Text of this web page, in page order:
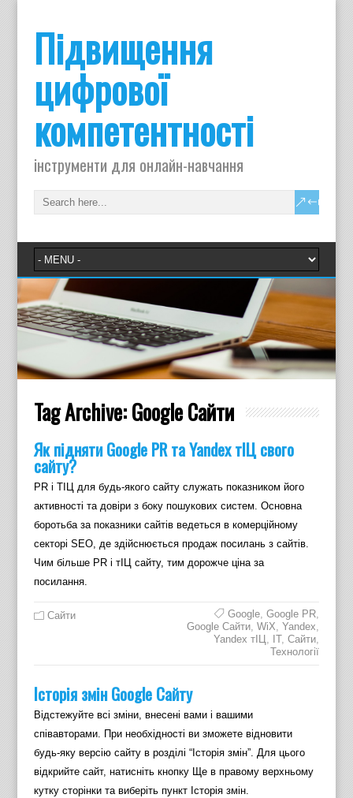
Підвищення
цифрової
компетентності
інструменти для онлайн-навчання
Tag Archive:Google Сайти
Як підняти Google PR та Yandex тІЦ свого
сайту?
PR і ТІЦ для будь-якого сайту служать показником його
активності та довіри з боку пошукових систем. Основна
боротьба за показники сайтів ведеться в комерційному
секторі SEO, де здійснюється продаж посилань з сайтів.
Чим більше PR і тІЦ сайту, тим дорожче ціна за
посилання.
Cайти Google,Google PR,
Google Сайти,WiX,Yandex,
Yandex тІЦ, ІТ,Сайти,
Технології
Історія змін Google Cайту
Відстежуйте всі зміни, внесені вами і вашими
співавторами. При необхідності ви зможете відновити
будь-яку версію сайту в розділі “Історія змін”. Для цього
відкрийте сайт, натисніть кнопку Ще в правому верхньому
кутку сторінки та виберіть пункт Історія змін.